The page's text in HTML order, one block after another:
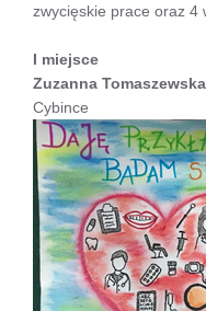
zwycięskie prace oraz 4
I miejsce
Zuzanna Tomaszewska
Cybince